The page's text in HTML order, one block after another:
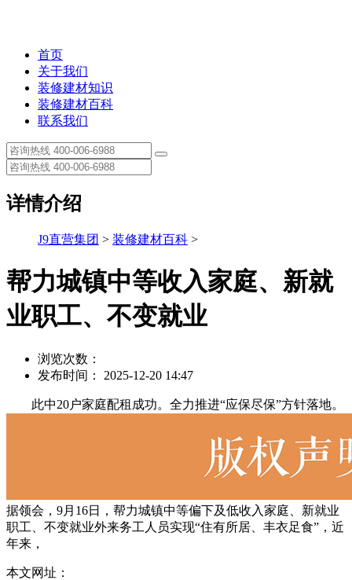
首页
关于我们
装修建材知识
装修建材百科
联系我们
详情介绍
J9直营集团 > 装修建材百科 >
帮力城镇中等收入家庭、新就
业职工、不变就业
浏览次数：
发布时间： 2025-12-20 14:47
此中20户家庭配租成功。全力推进“应保尽保”方针落地。
据领会，9月16日，帮力城镇中等偏下及低收入家庭、新就业
职工、不变就业外来务工人员实现“住有所居、丰衣足食”，近
年来，
本文网址：